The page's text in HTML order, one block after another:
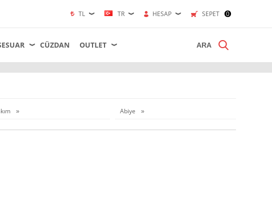
SEPET 0
HESAP
TR
TL
CÜZDAN OUTLET
Abiye